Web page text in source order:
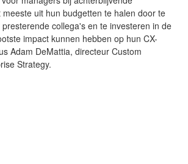
uit hun budgetten te halen door te
collega's en te investeren in de
impact kunnen hebben op hun CX-
Adam DeMattia, directeur Custom
Strategy.